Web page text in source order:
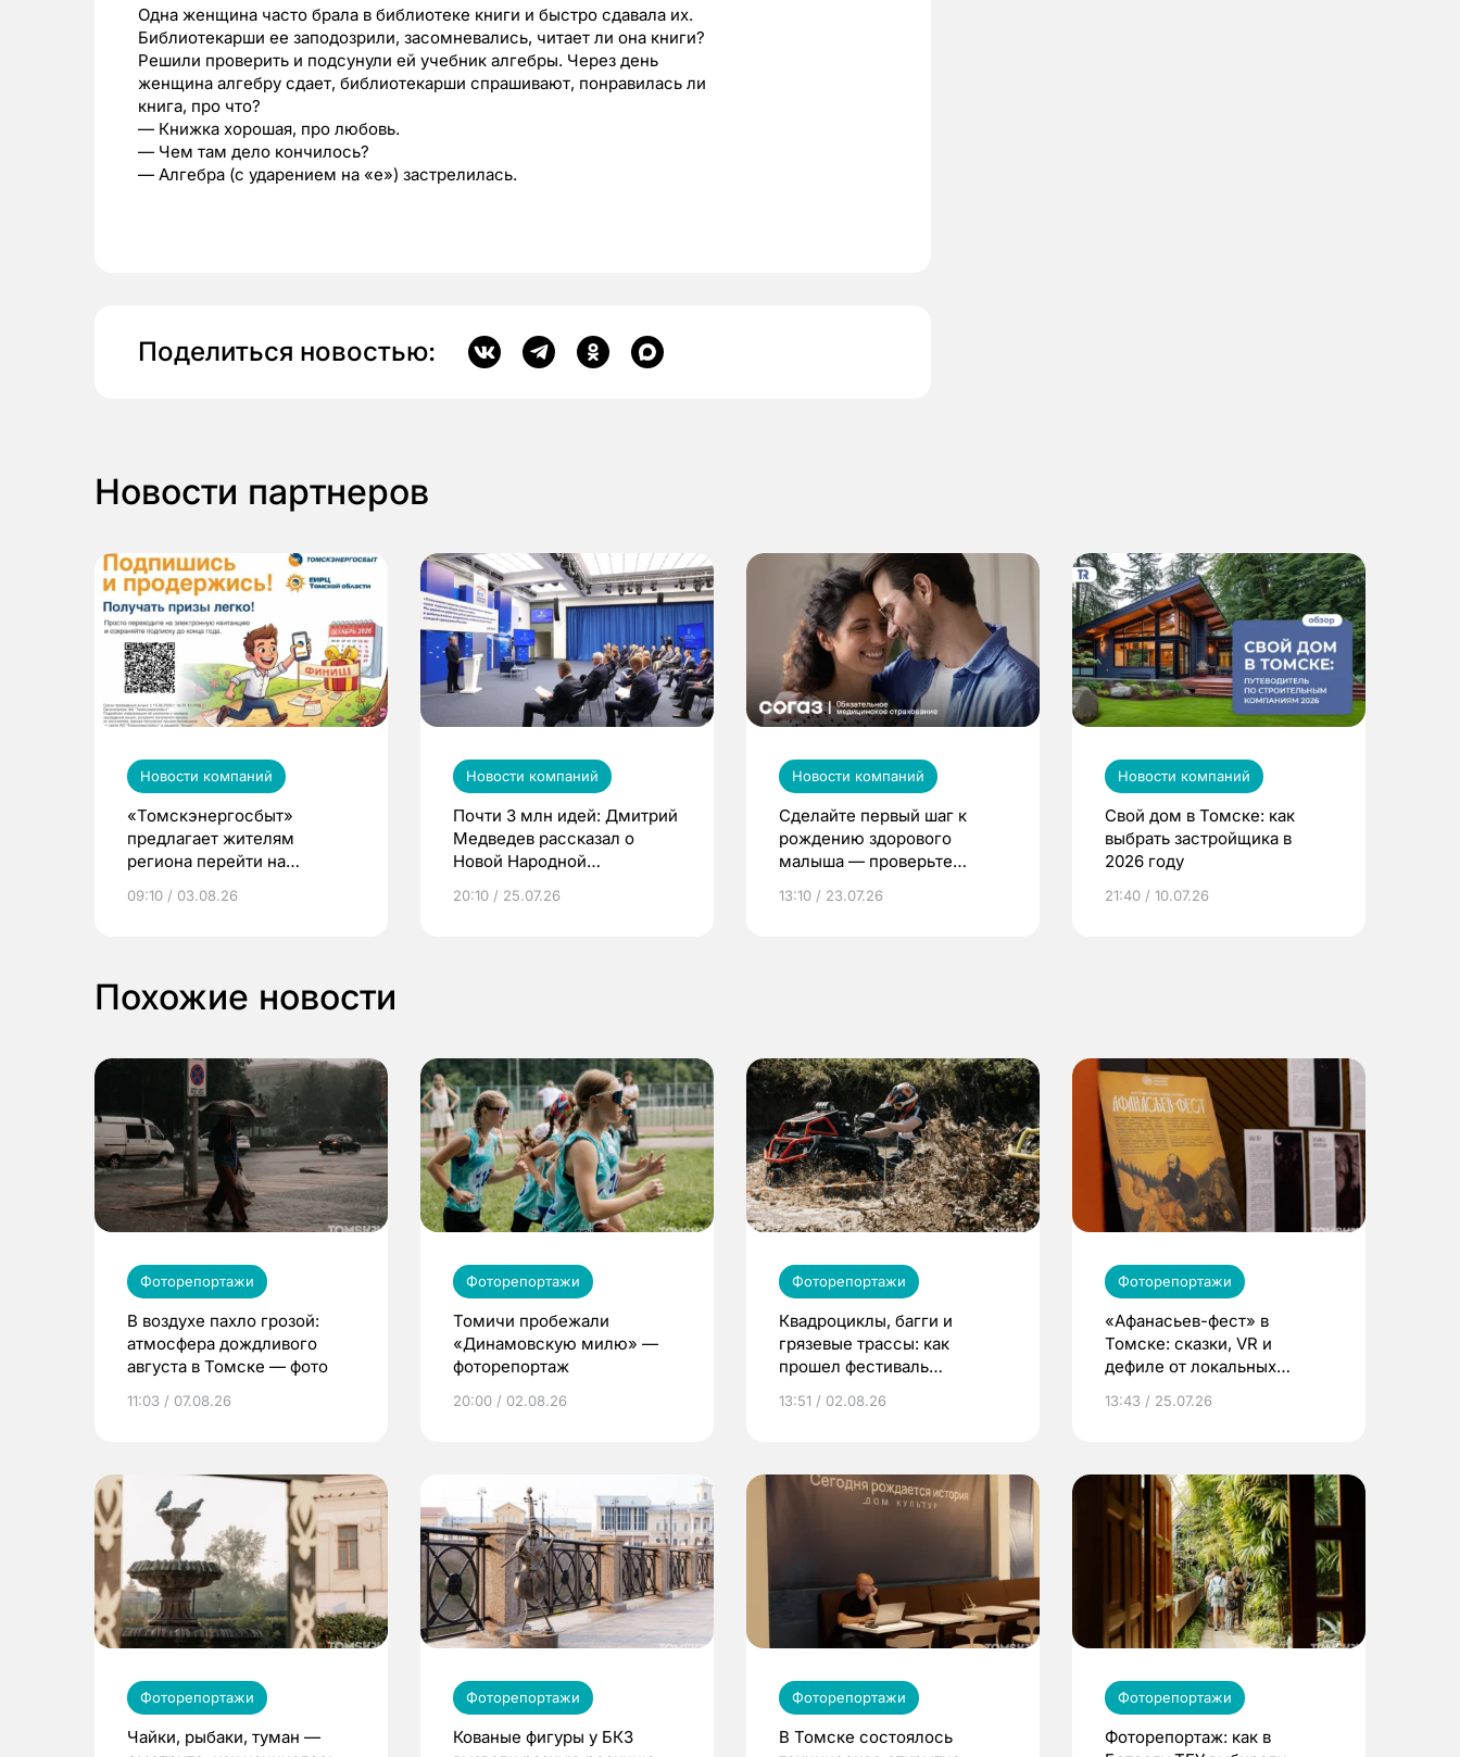
Одна женщина часто брала в библиотеке книги и быстро сдавала их.
Библиотекарши ее заподозрили, засомневались, читает ли она книги?
Решили проверить и подсунули ей учебник алгебры. Через день
женщина алгебру сдает, библиотекарши спрашивают, понравилась ли
книга, про что?
— Книжка хорошая, про любовь.
— Чем там дело кончилось?
— Алгебра (с ударением на «е») застрелилась.
Поделиться новостью:
Новости партнеров
Новости компаний
«Томскэнергосбыт»
предлагает жителям
региона перейти на
выиграть призы
09:10 / 03.08.26
Новости компаний
Почти 3 млн идей: Дмитрий
Медведев рассказал о
Новой Народной
20:10 / 25.07.26
Новости компаний
Сделайте первый шаг к
рождению здорового
малыша — проверьте
по ОМС!
13:10 / 23.07.26
Новости компаний
Свой дом в Томске: как
выбрать застройщика в
2026 году
21:40 / 10.07.26
Похожие новости
Фоторепортажи
В воздухе пахло грозой:
атмосфера дождливого
августа в Томске — фото
11:03 / 07.08.26
Фоторепортажи
Томичи пробежали
«Динамовскую милю» —
фоторепортаж
20:00 / 02.08.26
Фоторепортажи
Квадроциклы, багги и
грязевые трассы: как
прошел фестиваль
Томском
13:51 / 02.08.26
Фоторепортажи
«Афанасьев-фест» в
Томске: сказки, VR и
дефиле от локальных
13:43 / 25.07.26
Фоторепортажи
Чайки, рыбаки, туман —
Фоторепортажи
Кованые фигуры у БКЗ
Фоторепортажи
В Томске состоялось
Фоторепортажи
Фоторепортаж: как в